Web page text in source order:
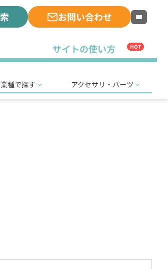
お問い合わせ
サイトの使い方 HOT
種で探す アクセサリ・パーツ